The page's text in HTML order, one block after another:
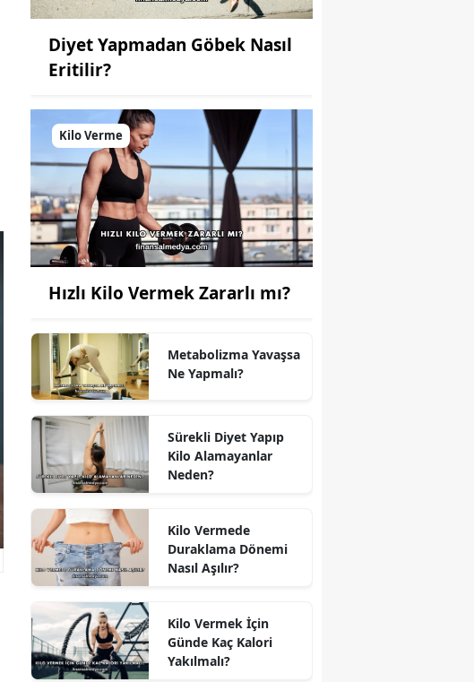
Diyet Yapmadan Göbek Nasıl
Eritilir?
Kilo Verme
Hızlı Kilo Vermek Zararlı mı?
Metabolizma Yavaşsa
Ne Yapmalı?
Sürekli Diyet Yapıp
Kilo Alamayanlar
Neden?
Kilo Vermede
Duraklama Dönemi
Nasıl Aşılır?
Kilo Vermek İçin
Günde Kaç Kalori
Yakılmalı?